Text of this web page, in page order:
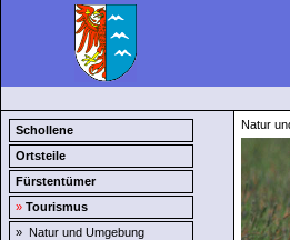
Schollene
Ortsteile
Fürstentümer
» Tourismus
» Natur und Umgebung
Natur